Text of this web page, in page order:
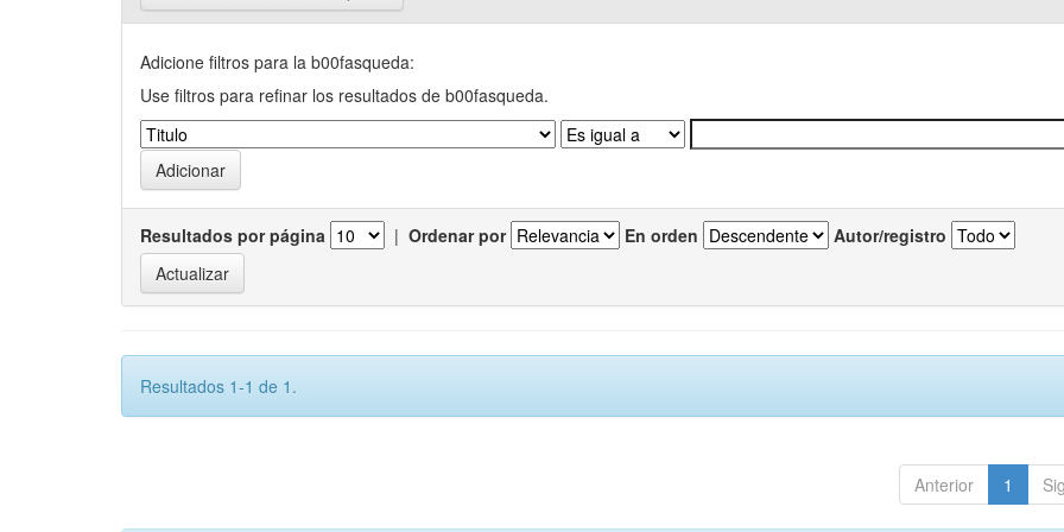
Adicione filtros para la b00fasqueda:
Use filtros para refinar los resultados de b00fasqueda.
Resultados por página | Ordenar por En orden Autor/registro
Resultados 1-1 de 1.
Anterior 1